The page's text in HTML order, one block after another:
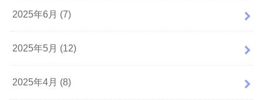
2025年6月 (7)
2025年5月 (12)
2025年4月 (8)